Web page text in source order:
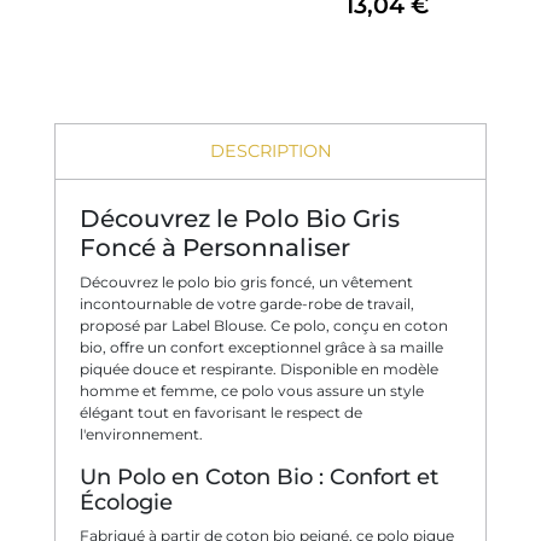
DESCRIPTION
Découvrez le Polo Bio Gris
Foncé à Personnaliser
Découvrez le polo bio gris foncé, un vêtement
incontournable de votre garde-robe de travail,
proposé par Label Blouse. Ce polo, conçu en coton
bio, offre un confort exceptionnel grâce à sa maille
piquée douce et respirante. Disponible en modèle
homme et femme, ce polo vous assure un style
élégant tout en favorisant le respect de
l'environnement.
Un Polo en Coton Bio : Confort et
Écologie
Fabriqué à partir de coton bio peigné, ce polo pique